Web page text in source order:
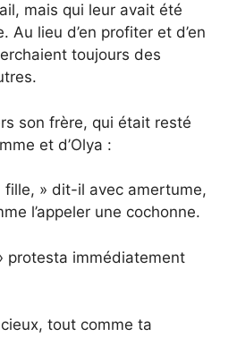
mais qui leur avait été
Au lieu d’en profiter et d’en
toujours des
son frère, qui était resté
et d’Olya :
» dit-il avec amertume,
l’appeler une cochonne.
protesta immédiatement
tout comme ta